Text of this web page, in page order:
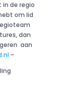
de regio
om lid
dan
aan
–